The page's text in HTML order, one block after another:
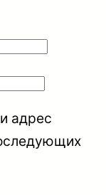
адрес